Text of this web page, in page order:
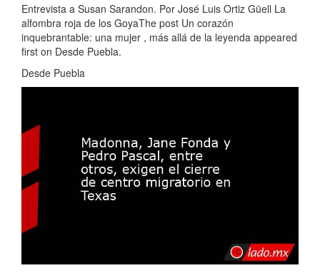
Entrevista a Susan Sarandon. Por José Luis Ortiz Güell La
alfombra roja de los GoyaThe post Un corazón
inquebrantable: una mujer , más allá de la leyenda appeared
first on Desde Puebla.
Desde Puebla